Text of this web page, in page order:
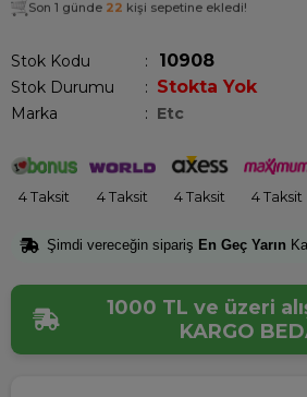
Son 1 günde 22 kişi sepetine ekledi!
Stok Kodu 10908
Stok Durumu : Stokta Yok
Marka : Etc
4 Taksit 4 Taksit 4 Taksit 4 Taksit
Şimdi vereceğin sipariş En Geç Yarın
1000 TL ve üzeri
KARGO